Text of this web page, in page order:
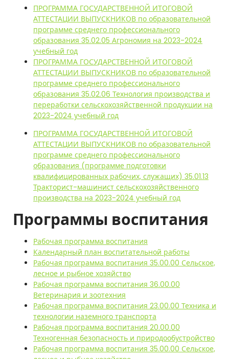
ПРОГРАММА ГОСУДАРСТВЕННОЙ ИТОГОВОЙ
АТТЕСТАЦИИ ВЫПУСКНИКОВ по образовательной
программе среднего профессионального
образования 35.02.05 Агрономия на 2023-2024
учебный год
ПРОГРАММА ГОСУДАРСТВЕННОЙ ИТОГОВОЙ
АТТЕСТАЦИИ ВЫПУСКНИКОВ по образовательной
программе среднего профессионального
образования 35.02.06 Технология производства и
переработки сельскохозяйственной продукции на
2023-2024 учебный год
ПРОГРАММА ГОСУДАРСТВЕННОЙ ИТОГОВОЙ
АТТЕСТАЦИИ ВЫПУСКНИКОВ по образовательной
программе среднего профессионального
образования (программе подготовки
квалифицированных рабочих, служащих) 35.01.13
Тракторист-машинист сельскохозяйственного
производства на 2023-2024 учебный год
Программы воспитания
Рабочая программа воспитания
Календарный план воспитательной работы
Рабочая программа воспитания 35.00.00 Сельское,
лесное и рыбное хозяйство
Рабочая программа воспитания 36.00.00
Ветеринария и зоотехния
Рабочая программа воспитания 23.00.00 Техника и
технологии наземного транспорта
Рабочая программа воспитания 20.00.00
Техногенная безопасность и природообустройство
Рабочая программа воспитания 35.00.00 Сельское,